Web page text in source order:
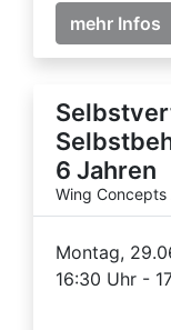
mehr Infos
6 Jahren
Wing Concepts
Montag,
16:30 Uhr -